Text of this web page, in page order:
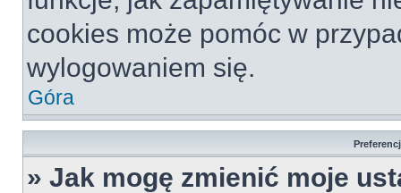
cookies może pomóc w
wylogowaniem się.
Góra
» Jak mogę zmienić moje